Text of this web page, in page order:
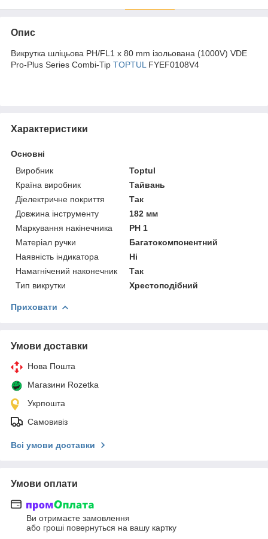
Опис
Викрутка шліцьова PH/FL1 x 80 mm ізольована (1000V) VDE
Pro-Plus Series Combi-Tip TOPTUL FYEF0108V4
Характеристики
Основні
Виробник
Toptul
Країна виробник
Тайвань
Діелектричне покриття
Так
Довжина інструменту
182 мм
Маркування накінечника
PH 1
Матеріал ручки
Багатокомпонентний
Наявність індикатора
Ні
Намагнічений наконечник
Так
Тип викрутки
Хрестоподібний
Приховати
Умови доставки
Нова Пошта
Магазини Rozetka
Укрпошта
Самовивіз
Всі умови доставки
Умови оплати
Ви отримаєте замовлення
або гроші повернуться на вашу картку